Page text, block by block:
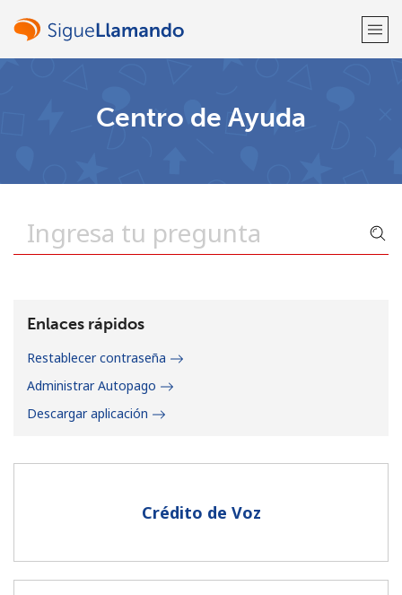
Centro de Ayuda
Crédito de Voz
Enlaces rápidos
Restablecer contraseña
Administrar Autopago
Descargar aplicación